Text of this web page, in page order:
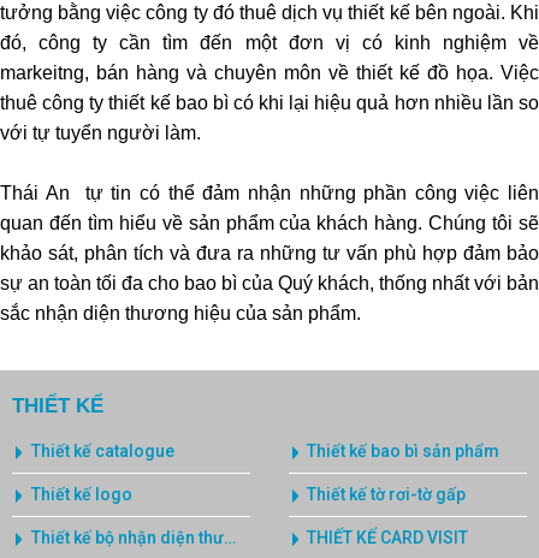
tưởng bằng việc công ty đó thuê dịch vụ thiết kế bên ngoài. Khi
đó, công ty cần tìm đến một đơn vị có kinh nghiệm về
markeitng, bán hàng và chuyên môn về thiết kế đồ họa. Việc
thuê công ty thiết kế bao bì có khi lại hiệu quả hơn nhiều lần so
với tự tuyển người làm.
Thái An tự tin có thể đảm nhận những phần công việc liên
quan đến tìm hiểu về sản phẩm của khách hàng. Chúng tôi sẽ
khảo sát, phân tích và đưa ra những tư vấn phù hợp đảm bảo
sự an toàn tối đa cho bao bì của Quý khách, thống nhất với bản
sắc nhận diện thương hiệu của sản phẩm.
THIẾT KẾ
Thiết kế catalogue Thiết kế bao bì sản phẩm
Thiết kế logo Thiết kế tờ rơi-tờ gấp
Thiết kế bộ nhận diện thương hiệu THIẾT KẾ CARD VISIT